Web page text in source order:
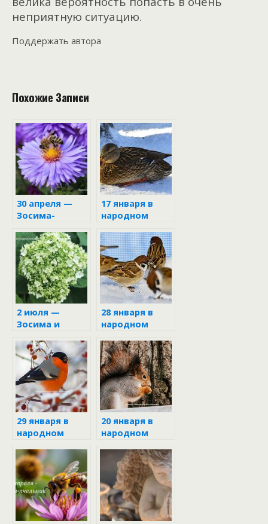
неприятную ситуацию.
Поддержать автора
Похожие Записи
30 апреля —
Зосима-
17 января в
народном
2 июля —
Зосима и
Пчельники
28 января в
народном
29 января в
народном
20 января в
народном